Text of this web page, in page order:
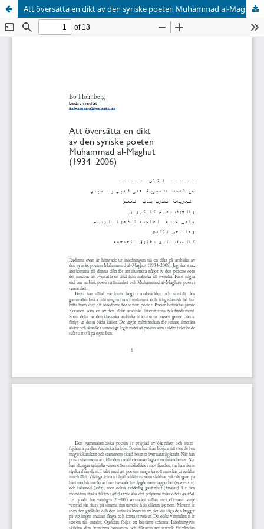
Att översätta en dikt av den syriske poeten Muhammad al-Maghut (1934–2006)